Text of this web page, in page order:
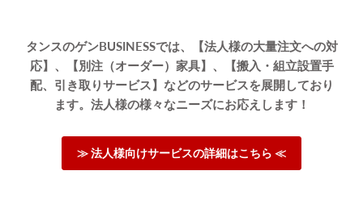
しました。
>>タンスのゲンが返信しました
タンスのゲンBUSINESSでは、【法人様の大量注文への対
応】、【別注（オーダー）家具】、【搬入・組立設置手
配、引き取りサービス】などのサービスを展開しており
ます。法人様の様々なニーズにお応えします！
≫ 法人様向けサービスの詳細はこちら ≪